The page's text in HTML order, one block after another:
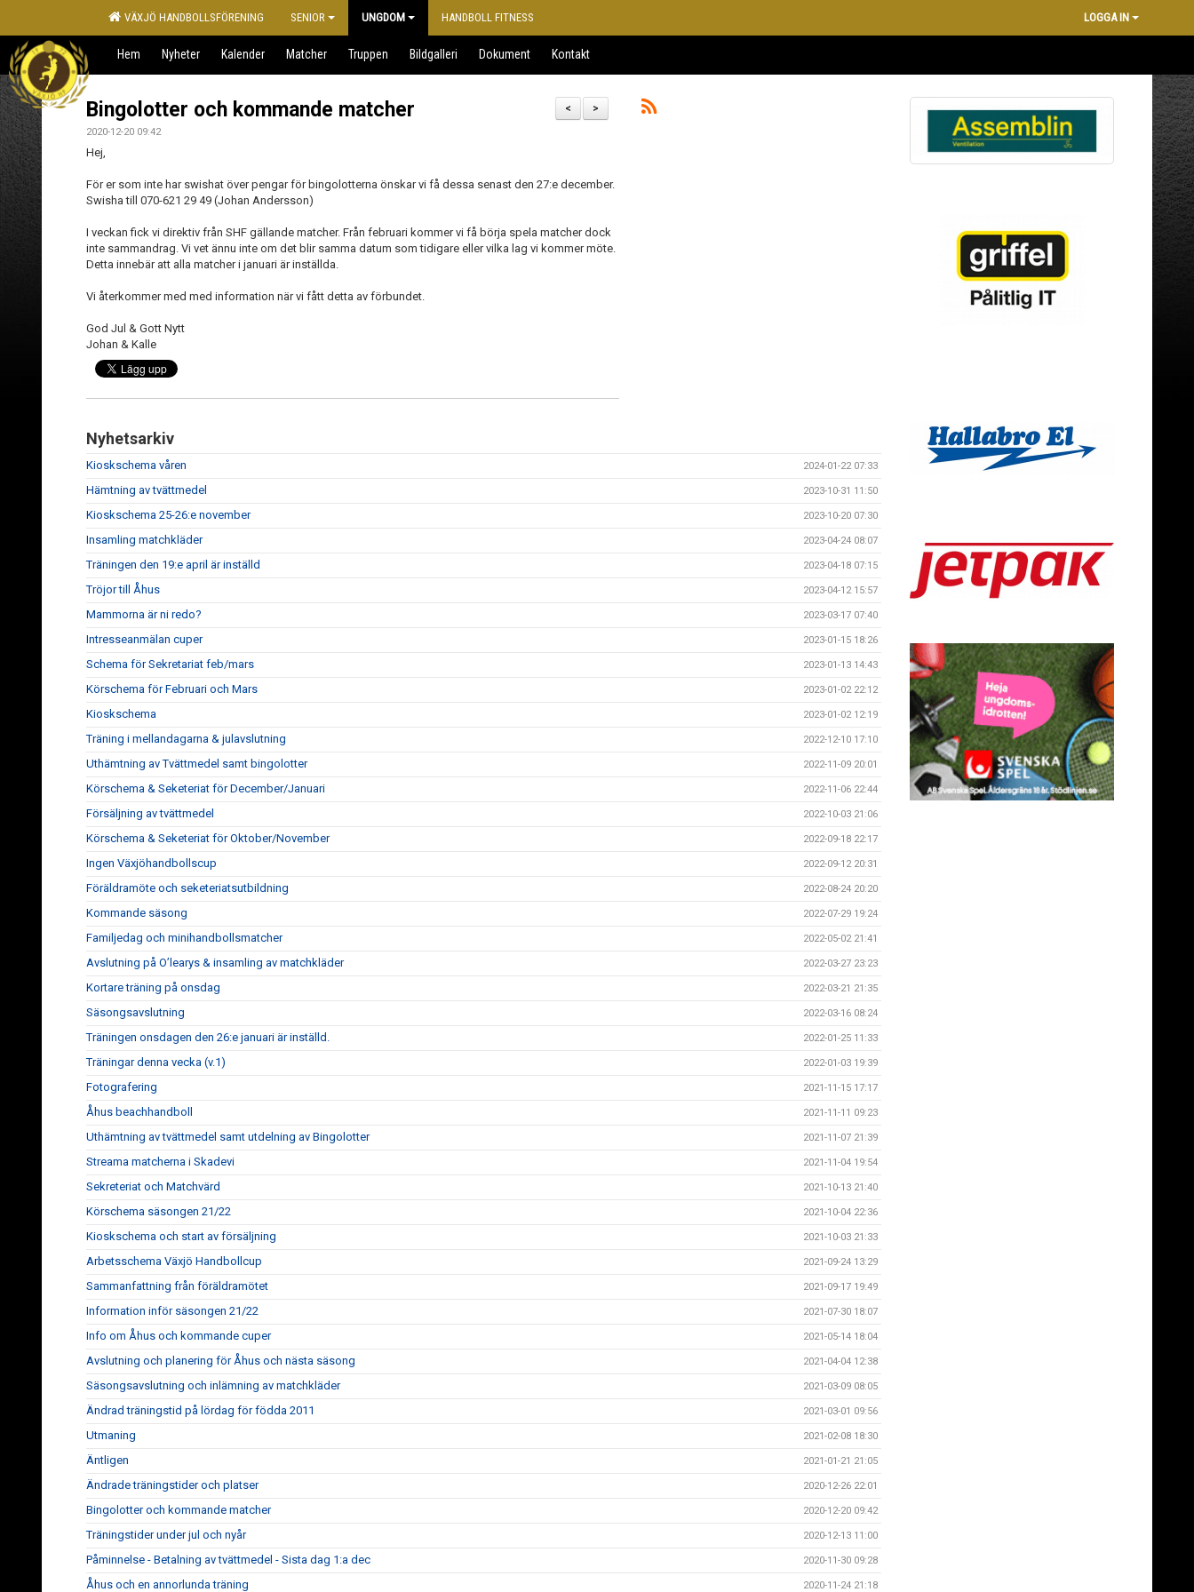
VÄXJÖ HANDBOLLSFÖRENING SENIOR UNGDOM HANDBOLL FITNESS LOGGA IN
Hem Nyheter Kalender Matcher Truppen Bildgalleri Dokument Kontakt
>
<
Bingolotter och kommande matcher
2020-12-20 09:42
Hej,
För er som inte har swishat över pengar för bingolotterna önskar vi få dessa senast den 27:e december.
Swisha till 070-621 29 49 (Johan Andersson)
I veckan fick vi direktiv från SHF gällande matcher. Från februari kommer vi få börja spela matcher dock
inte sammandrag. Vi vet ännu inte om det blir samma datum som tidigare eller vilka lag vi kommer möte.
Detta innebär att alla matcher i januari är inställda.
Vi återkommer med med information när vi fått detta av förbundet.
God Jul & Gott Nytt
Johan & Kalle
Nyhetsarkiv
Kioskschema våren 2024-01-22 07:33
Hämtning av tvättmedel 2023-10-31 11:50
Kioskschema 25-26:e november 2023-10-20 07:30
Insamling matchkläder 2023-04-24 08:07
Träningen den 19:e april är inställd 2023-04-18 07:15
Tröjor till Åhus 2023-04-12 15:57
Mammorna är ni redo? 2023-03-17 07:40
Intresseanmälan cuper 2023-01-15 18:26
Schema för Sekretariat feb/mars 2023-01-13 14:43
Körschema för Februari och Mars 2023-01-02 22:12
Kioskschema 2023-01-02 12:19
Träning i mellandagarna & julavslutning 2022-12-10 17:10
Uthämtning av Tvättmedel samt bingolotter 2022-11-09 20:01
Körschema & Seketeriat för December/Januari 2022-11-06 22:44
Försäljning av tvättmedel 2022-10-03 21:06
Körschema & Seketeriat för Oktober/November 2022-09-18 22:17
Ingen Växjöhandbollscup 2022-09-12 20:31
Föräldramöte och seketeriatsutbildning 2022-08-24 20:20
Kommande säsong 2022-07-29 19:24
Familjedag och minihandbollsmatcher 2022-05-02 21:41
Avslutning på O’learys & insamling av matchkläder 2022-03-27 23:23
Kortare träning på onsdag 2022-03-21 21:35
Säsongsavslutning 2022-03-16 08:24
Träningen onsdagen den 26:e januari är inställd. 2022-01-25 11:33
Träningar denna vecka (v.1) 2022-01-03 19:39
Fotografering 2021-11-15 17:17
Åhus beachhandboll 2021-11-11 09:23
Uthämtning av tvättmedel samt utdelning av Bingolotter 2021-11-07 21:39
Streama matcherna i Skadevi 2021-11-04 19:54
Sekreteriat och Matchvärd 2021-10-13 21:40
Körschema säsongen 21/22 2021-10-04 22:36
Kioskschema och start av försäljning 2021-10-03 21:33
Arbetsschema Växjö Handbollcup 2021-09-24 13:29
Sammanfattning från föräldramötet 2021-09-17 19:49
Information inför säsongen 21/22 2021-07-30 18:07
Info om Åhus och kommande cuper 2021-05-14 18:04
Avslutning och planering för Åhus och nästa säsong 2021-04-04 12:38
Säsongsavslutning och inlämning av matchkläder 2021-03-09 08:05
Ändrad träningstid på lördag för födda 2011 2021-03-01 09:56
Utmaning 2021-02-08 18:30
Äntligen 2021-01-21 21:05
Ändrade träningstider och platser 2020-12-26 22:01
Bingolotter och kommande matcher 2020-12-20 09:42
Träningstider under jul och nyår 2020-12-13 11:00
Påminnelse - Betalning av tvättmedel - Sista dag 1:a dec 2020-11-30 09:28
Åhus och en annorlunda träning 2020-11-24 21:18